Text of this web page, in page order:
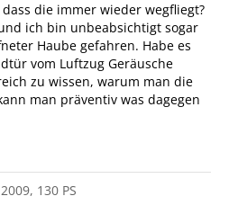
die immer wieder wegfliegt?
ich bin unbeabsichtigt sogar
Haube gefahren. Habe es
vom Luftzug Geräusche
zu wissen, warum man die
man präventiv was dagegen
130 PS